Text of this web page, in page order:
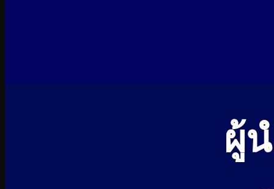
ผู้